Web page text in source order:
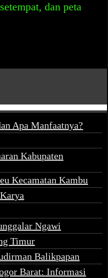
dan peta
Apa Manfaatnya?
Kabupaten
Kecamatan Kambu
Ngawi
Timur
Balikpapan
Barat: Informasi